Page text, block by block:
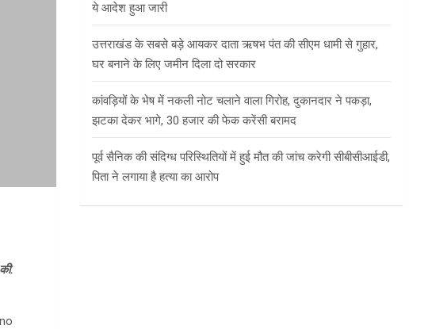
ये आदेश हुआ जारी
उत्तराखंड के सबसे बड़े आयकर दाता ऋषभ पंत की सीएम धामी से गुहार,
घर बनाने के लिए जमीन दिला दो सरकार
कांवड़ियों के भेष में नकली नोट चलाने वाला गिरोह, दुकानदार ने पकड़ा,
झटका देकर भागे, 30 हजार की फेक करेंसी बरामद
पूर्व सैनिक की संदिग्ध परिस्थितियों में हुई मौत की जांच करेगी सीबीसीआईडी,
पिता ने लगाया है हत्या का आरोप